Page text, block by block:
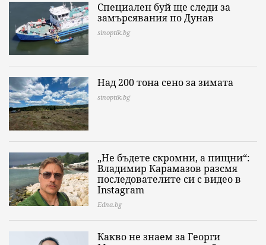
Специален буй ще следи за
замърсявания по Дунав
sinoptik.bg
Над 200 тона сено за зимата
sinoptik.bg
„Не бъдете скромни, а пищни“:
Владимир Карамазов разсмя
последователите си с видео в
Instagram
Edna.bg
Какво не знаем за Георги